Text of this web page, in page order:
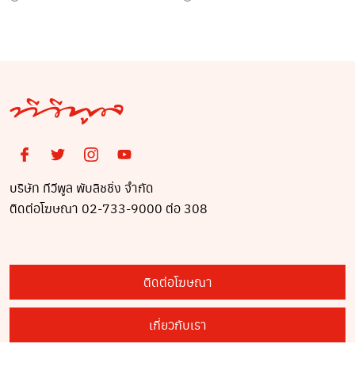
บริษัท ทีวีพูล พับลิชชิ่ง จำกัด
ติดต่อโฆษณา 02-733-9000 ต่อ 308
ติดต่อโฆษณา
เกี่ยวกับเรา